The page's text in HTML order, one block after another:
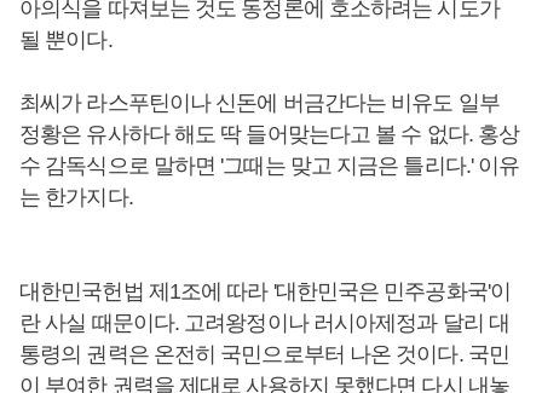
아의식을 따져보는 것도 동정론에 호소하려는 시도가
될 뿐이다.
최씨가 라스푸틴이나 신돈에 버금간다는 비유도 일부
정황은 유사하다 해도 딱 들어맞는다고 볼 수 없다. 홍상
수 감독식으로 말하면 '그때는 맞고 지금은 틀리다.' 이유
는 한가지다.
대한민국헌법 제1조에 따라 '대한민국은 민주공화국'이
란 사실 때문이다. 고려왕정이나 러시아제정과 달리 대
통령의 권력은 온전히 국민으로부터 나온 것이다. 국민
이 부여한 권력을 제대로 사용하지 못했다면 다시 내놓